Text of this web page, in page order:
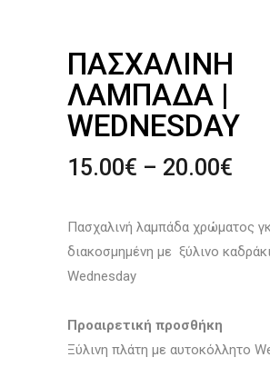
ΠΑΣΧΑΛΙΝΉ
ΛΑΜΠΆΔΑ |
WEDNESDAY
15.00€ – 20.00€
Πασχαλινή λαμπάδα χρώματος
διακοσμημένη με ξύλινο
Wednesday
Προαιρετική προσθήκη
Ξύλινη πλάτη με αυτοκόλλητο